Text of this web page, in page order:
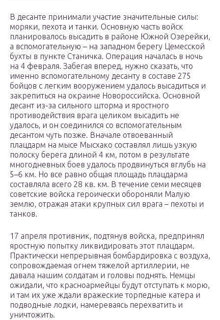
В десанте принимали участие значительные силы:
моряки, пехота и танки. Основную часть войск
планировалось высадить в районе Южной Озерейки,
а вспомогательную – на западном берегу Цемесской
бухты в пункте Станичка. Операция началась в ночь
на 4 февраля. Забегая вперед, нужно сказать, что
именно вспомогательному десанту в составе 275
бойцов с легким вооружением удалось высадиться и
закрепиться на окраине Новороссийска. Основной
десант из-за сильного шторма и яростного
противодействия врага целиком высадить не
удалось, и он соединился со вспомогательным
десантом чуть позже. Вначале отвоеванный
плацдарм на мысе Мысхако составлял лишь узкую
полоску берега длиной 4 км, потом в результате
многодневных боев удалось продвинуться вглубь на
5–6 км. Но все равно общая площадь плацдарма
составляла всего 28 кв. км. В течение семи месяцев
советские войска героически обороняли Малую
землю, отражая атаки крупных сил врага – пехоты и
танков.
17 апреля противник, подтянув войска, предпринял
яростную попытку ликвидировать этот плацдарм.
Практически непрерывная бомбардировка с воздуха,
сопровождаемая огнем тяжелой артиллерии, не
давала нашим солдатам и головы поднять. Немцы
ожидали, что красноармейцы будут отступать к морю,
и там их уже ждали вражеские торпедные катера и
подводные лодки, намереваясь перехватить и
уничтожить.